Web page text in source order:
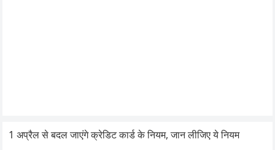
1 अप्रैल से बदल जाएंगे क्रेडिट कार्ड के नियम, जान लीजिए ये नियम